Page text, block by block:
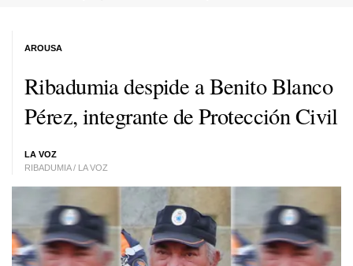
Ribadumia despide a Benito Blanco
Pérez, integrante de Protección Civil
LA VOZ
RIBADUMIA / LA VOZ
AROUSA